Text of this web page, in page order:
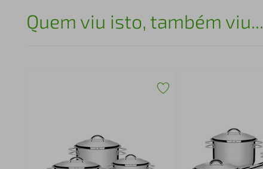
Quem viu isto, também viu...